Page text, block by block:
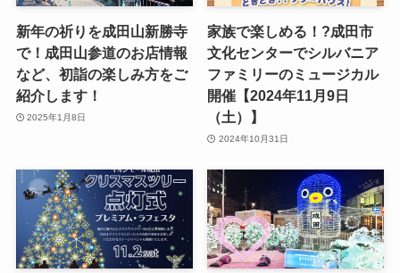
新年の祈りを成田山新勝寺
で！成田山参道のお店情報
など、初詣の楽しみ方をご
紹介します！
2025年1月8日
家族で楽しめる！?成田市
文化センターでシルバニア
ファミリーのミュージカル
開催【2024年11月9日
（土）】
2024年10月31日